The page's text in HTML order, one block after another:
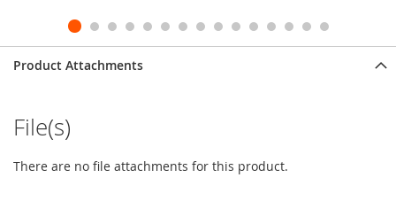
Product Attachments
File(s)
There are no file attachments for this product.